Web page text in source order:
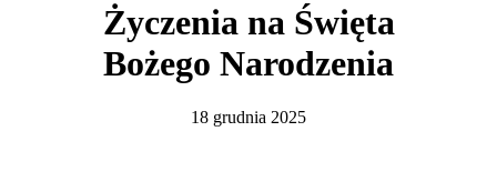
Życzenia na Święta
Bożego Narodzenia
18 grudnia 2025